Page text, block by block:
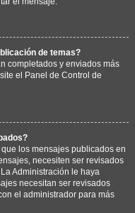
de temas?
completados y enviados más
el Panel de Control de
los mensajes publicados en
necesiten ser revisados
Administración le haya
necesitan ser revisados
el administrador para más